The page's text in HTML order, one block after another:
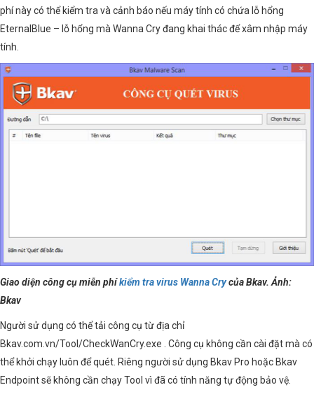
phí này có thể kiểm tra và cảnh báo nếu máy tính có chứa lỗ hổng
EternalBlue – lỗ hổng mà Wanna Cry đang khai thác để xâm nhập máy
tính.
Giao diện công cụ miễn phíkiểm tra virus Wanna Crycủa Bkav. Ảnh:
Bkav
Người sử dụng có thể tải công cụ từ địa chỉ
Bkav.com.vn/Tool/CheckWanCry.exe . Công cụ không cần cài đặt mà có
thể khởi chạy luôn để quét. Riêng người sử dụng Bkav Pro hoặc Bkav
Endpoint sẽ không cần chạy Tool vì đã có tính năng tự động bảo vệ.